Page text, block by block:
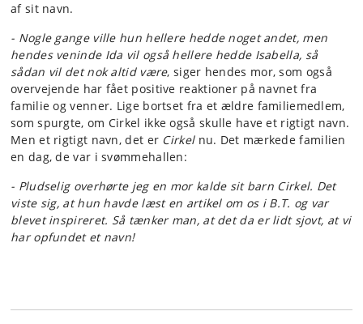
af sit navn.
- Nogle gange ville hun hellere hedde noget andet, men
hendes veninde Ida vil også hellere hedde Isabella, så
sådan vil det nok altid være, siger hendes mor, som også
overvejende har fået positive reaktioner på navnet fra
familie og venner. Lige bortset fra et ældre familiemedlem,
som spurgte, om Cirkel ikke også skulle have et rigtigt navn.
Men et rigtigt navn, det er Cirkelnu. Det mærkede familien
en dag, de var i svømmehallen:
- Pludselig overhørte jeg en mor kalde sit barn Cirkel. Det
viste sig, at hun havde læst en artikel om os i B.T. og var
blevet inspireret. Så tænker man, at det da er lidt sjovt, at vi
har opfundet et navn!